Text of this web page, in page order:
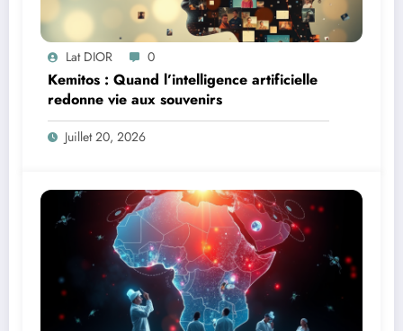
Lat DIOR 0
Kemitos : Quand l’intelligence artificielle
redonne vie aux souvenirs
Juillet 20, 2026